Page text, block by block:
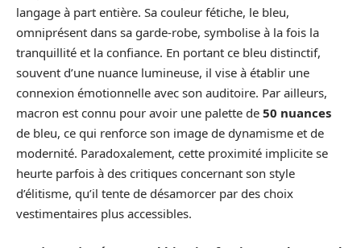
langage à part entière. Sa couleur fétiche, le bleu,
omniprésent dans sa garde-robe, symbolise à la fois la
tranquillité et la confiance. En portant ce bleu distinctif,
souvent d’une nuance lumineuse, il vise à établir une
connexion émotionnelle avec son auditoire. Par ailleurs,
macron est connu pour avoir une palette de 50 nuances
de bleu, ce qui renforce son image de dynamisme et de
modernité. Paradoxalement, cette proximité implicite se
heurte parfois à des critiques concernant son style
d’élitisme, qu’il tente de désamorcer par des choix
vestimentaires plus accessibles.